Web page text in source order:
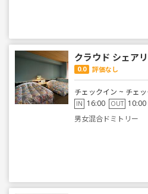
クラウド シェア
0.0 評価なし
チェックイン ~ チェ
IN 16:00 OUT 10:00
男女混合ドミトリー